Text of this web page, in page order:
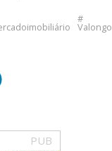
Valongo
PUB